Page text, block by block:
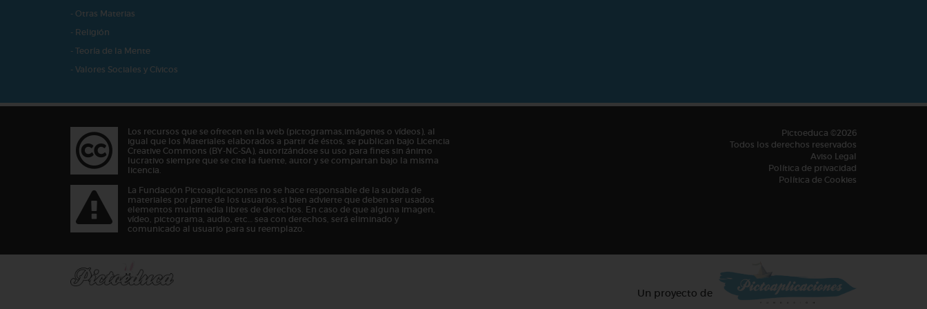
- Otras Materias
- Religión
- Teoría de la Mente
- Valores Sociales y Cívicos
Los recursos que se ofrecen en la web (pictogramas,imágenes o vídeos), al
igual que los Materiales elaborados a partir de éstos, se publican bajo Licencia
Creative Commons (BY-NC-SA), autorizándose su uso para fines sin ánimo
lucrativo siempre que se cite la fuente, autor y se compartan bajo la misma
licencia.
La Fundación Pictoaplicaciones no se hace responsable de la subida de
materiales por parte de los usuarios, si bien advierte que deben ser usados
elementos multimedia libres de derechos. En caso de que alguna imagen,
vídeo, pictograma, audio, etc… sea con derechos, será eliminado y
comunicado al usuario para su reemplazo.
Pictoeduca ©2026
Todos los derechos reservados
Aviso Legal
Política de privacidad
Política de Cookies
Un proyecto de